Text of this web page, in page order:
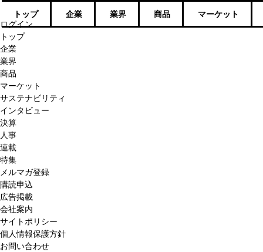
ログイン
トップ
企業
業界
商品
マーケット
サステナビリティ
インタビュー
決算
人事
連載
特集
メルマガ登録
購読申込
広告掲載
会社案内
サイトポリシー
個人情報保護方針
お問い合わせ
トップ 企業 業界 商品 マーケット